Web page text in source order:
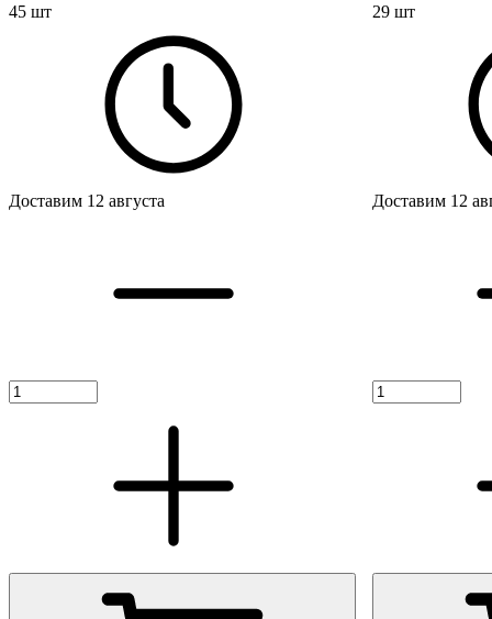
45 шт
Доставим 12 августа
29 шт
Доставим 12